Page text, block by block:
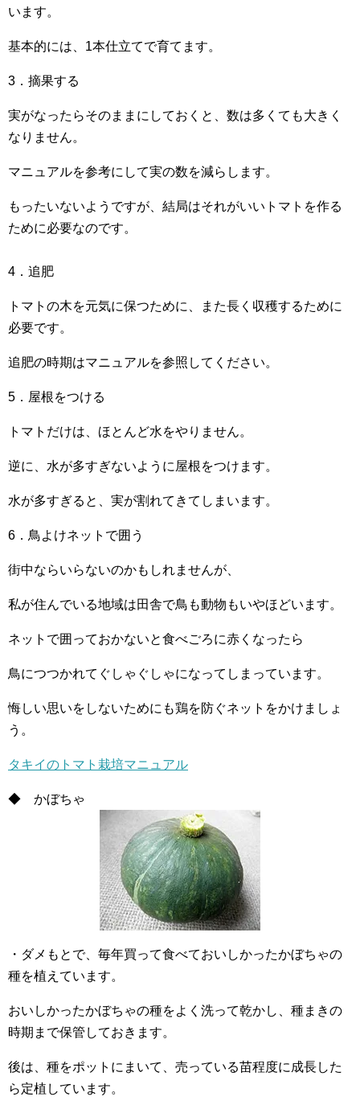
います。
基本的には、1本仕立てで育てます。
3．摘果する
実がなったらそのままにしておくと、数は多くても大きく
なりません。
マニュアルを参考にして実の数を減らします。
もったいないようですが、結局はそれがいいトマトを作る
ために必要なのです。
4．追肥
トマトの木を元気に保つために、また長く収穫するために
必要です。
追肥の時期はマニュアルを参照してください。
5．屋根をつける
トマトだけは、ほとんど水をやりません。
逆に、水が多すぎないように屋根をつけます。
水が多すぎると、実が割れてきてしまいます。
6．鳥よけネットで囲う
街中ならいらないのかもしれませんが、
私が住んでいる地域は田舎で鳥も動物もいやほどいます。
ネットで囲っておかないと食べごろに赤くなったら
鳥につつかれてぐしゃぐしゃになってしまっています。
悔しい思いをしないためにも鶏を防ぐネットをかけましょ
う。
タキイのトマト栽培マニュアル
◆ かぼちゃ
・ダメもとで、毎年買って食べておいしかったかぼちゃの
種を植えています。
おいしかったかぼちゃの種をよく洗って乾かし、種まきの
時期まで保管しておきます。
後は、種をポットにまいて、売っている苗程度に成長した
ら定植しています。